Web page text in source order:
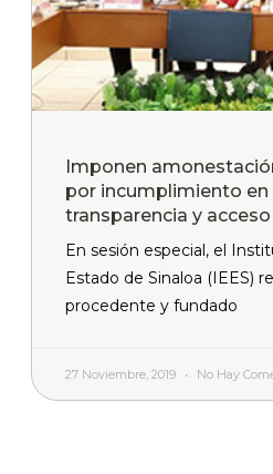
Imponen
por incumplimiento
transparencia y
En sesión especial, el
Estado de Sinaloa (IEES)
procedente y fundado
27 Noviembre, 2019 No Hay